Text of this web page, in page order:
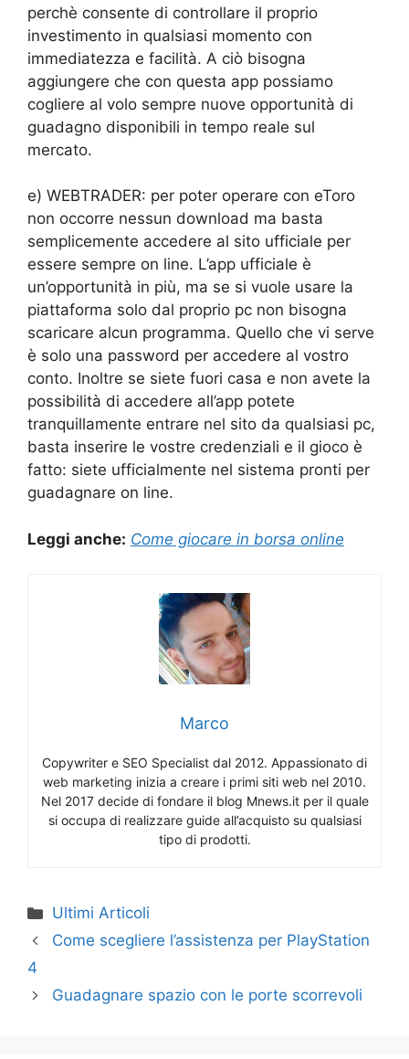
perchè consente di controllare il proprio
investimento in qualsiasi momento con
immediatezza e facilità. A ciò bisogna
aggiungere che con questa app possiamo
cogliere al volo sempre nuove opportunità di
guadagno disponibili in tempo reale sul
mercato.
e) WEBTRADER: per poter operare con eToro
non occorre nessun download ma basta
semplicemente accedere al sito ufficiale per
essere sempre on line. L’app ufficiale è
un’opportunità in più, ma se si vuole usare la
piattaforma solo dal proprio pc non bisogna
scaricare alcun programma. Quello che vi serve
è solo una password per accedere al vostro
conto. Inoltre se siete fuori casa e non avete la
possibilità di accedere all’app potete
tranquillamente entrare nel sito da qualsiasi pc,
basta inserire le vostre credenziali e il gioco è
fatto: siete ufficialmente nel sistema pronti per
guadagnare on line.
Leggi anche: Come giocare in borsa online
Marco
Copywriter e SEO Specialist dal 2012. Appassionato di
web marketing inizia a creare i primi siti web nel 2010.
Nel 2017 decide di fondare il blog Mnews.it per il quale
si occupa di realizzare guide all’acquisto su qualsiasi
tipo di prodotti.
Categorie
Ultimi Articoli
Come scegliere l’assistenza per PlayStation
4
Guadagnare spazio con le porte scorrevoli